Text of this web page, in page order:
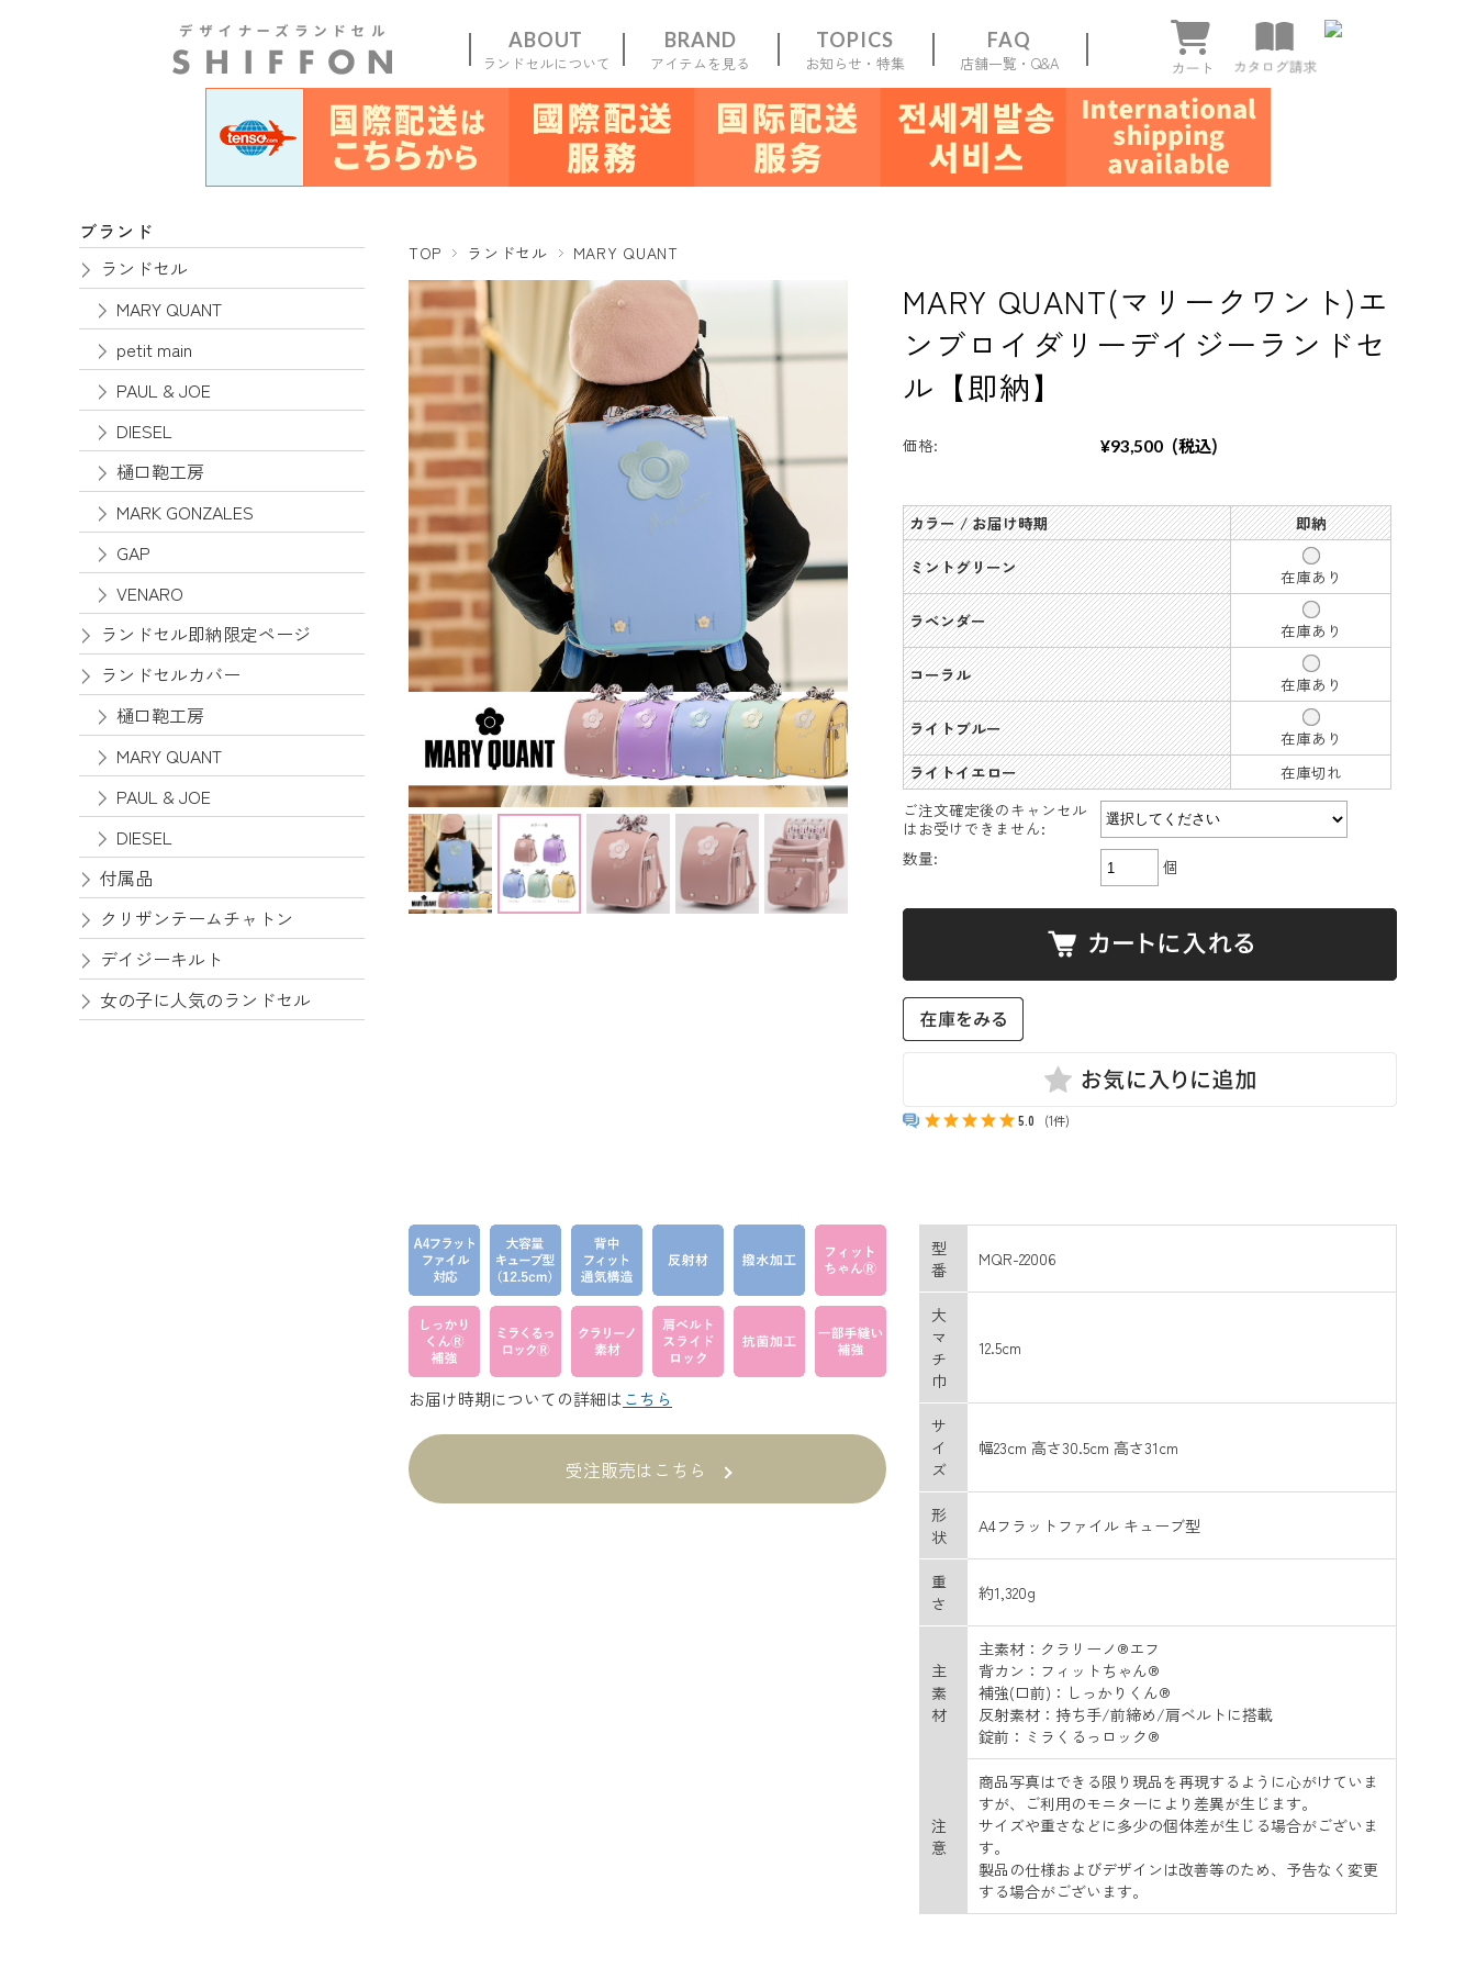
ABOUT
ランドセルについて
BRAND
アイテムを見る
TOPICS
お知らせ・特集
FAQ
店舗一覧・Q&A
商品一覧 新規会員 お気に入り マイページ
TOP ランドセル MARY QUANT
MARY QUANT(マリークワント)エ
ンブロイダリーデイジーランドセ
ル【即納】
価格: ¥93,500 (税込)
カラー / お届け時期
即納
ミントグリーン
在庫あり
ラベンダー
在庫あり
コーラル
在庫あり
ライトブルー
在庫あり
ライトイエロー
在庫切れ
ご注文確定後のキャンセル
はお受けできません:
数量:
個
5.0 (1件)
お届け時期についての詳細はこちら
受注販売はこちら
型
番
MQR-22006
大
マ
チ
巾
12.5cm
サ
イ
ズ
幅23cm 高さ30.5cm 高さ31cm
形
状
A4フラットファイル キューブ型
重
さ
約1,320g
主
素
材
主素材：クラリーノ®エフ
背カン：フィットちゃん®
補強(口前)：しっかりくん®
反射素材：持ち手/前締め/肩ベルトに搭載
錠前：ミラくるっロック®
注
意
商品写真はできる限り現品を再現するように心がけていま
すが、ご利用のモニターにより差異が生じます。
サイズや重さなどに多少の個体差が生じる場合がございま
す。
製品の仕様およびデザインは改善等のため、予告なく変更
する場合がございます。
ブランド
ランドセル
MARY QUANT
petit main
PAUL & JOE
DIESEL
樋口鞄工房
MARK GONZALES
GAP
VENARO
ランドセル即納限定ページ
ランドセルカバー
樋口鞄工房
MARY QUANT
PAUL & JOE
DIESEL
付属品
クリザンテームチャトン
デイジーキルト
女の子に人気のランドセル